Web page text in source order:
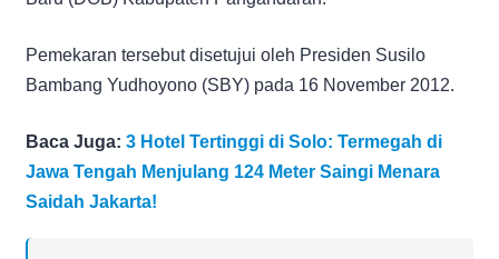
Pemekaran tersebut disetujui oleh Presiden Susilo
Bambang Yudhoyono (SBY) pada 16 November 2012.
Baca Juga: 3 Hotel Tertinggi di Solo: Termegah di
Jawa Tengah Menjulang 124 Meter Saingi Menara
Saidah Jakarta!